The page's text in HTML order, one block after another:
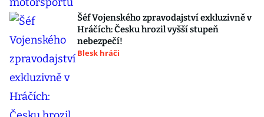
Šéf Vojenského zpravodajství exkluzivně v
Hráčích: Česku hrozil vyšší stupeň
nebezpečí!
Blesk hráči